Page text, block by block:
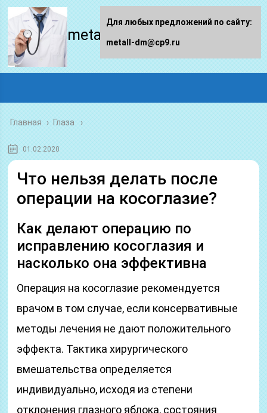
metall-dm.ru
Главная › Глаза
01.02.2020
Что нельзя делать после
операции на косоглазие?
Как делают операцию по
исправлению косоглазия и
насколько она эффективна
Операция на косоглазие рекомендуется
врачом в том случае, если консервативные
методы лечения не дают положительного
эффекта. Тактика хирургического
вмешательства определяется
индивидуально, исходя из степени
отклонения глазного яблока, состояния
Для любых предложений по сайту:
metall-dm@cp9.ru